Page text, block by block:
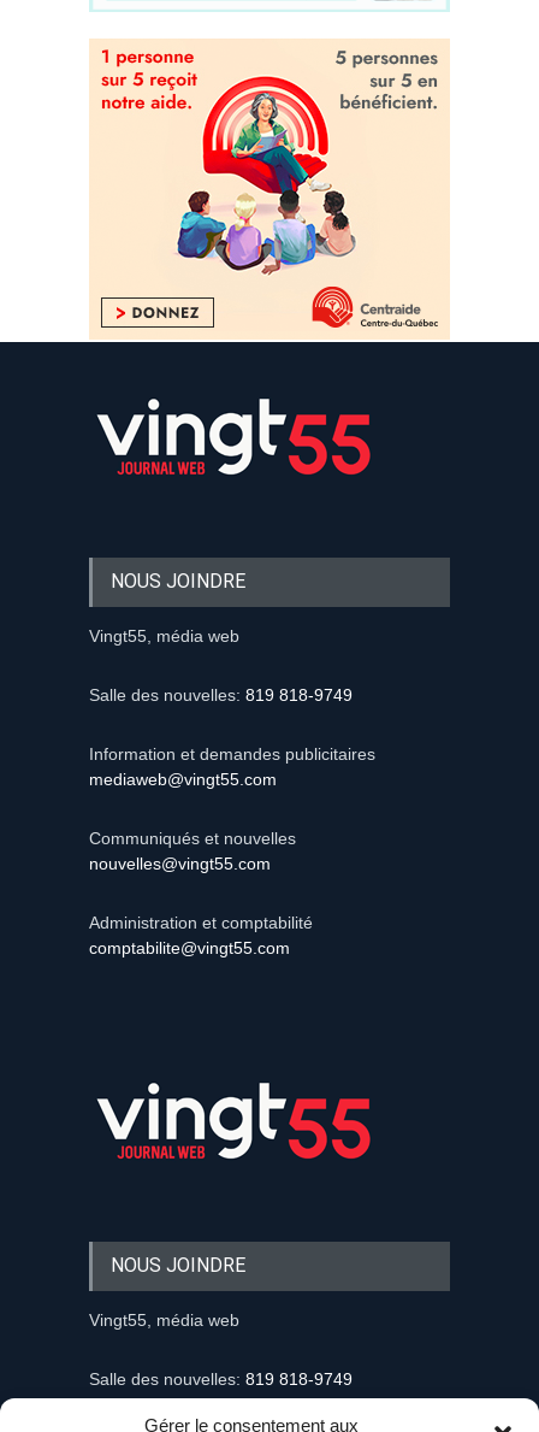
Gérer le consentement aux
NOUS JOINDRE
Vingt55, média web
Salle des nouvelles: 819 818-9749
Information et demandes publicitaires
mediaweb@vingt55.com
Communiqués et nouvelles
nouvelles@vingt55.com
Administration et comptabilité
comptabilite@vingt55.com
NOUS JOINDRE
Vingt55, média web
Salle des nouvelles: 819 818-9749